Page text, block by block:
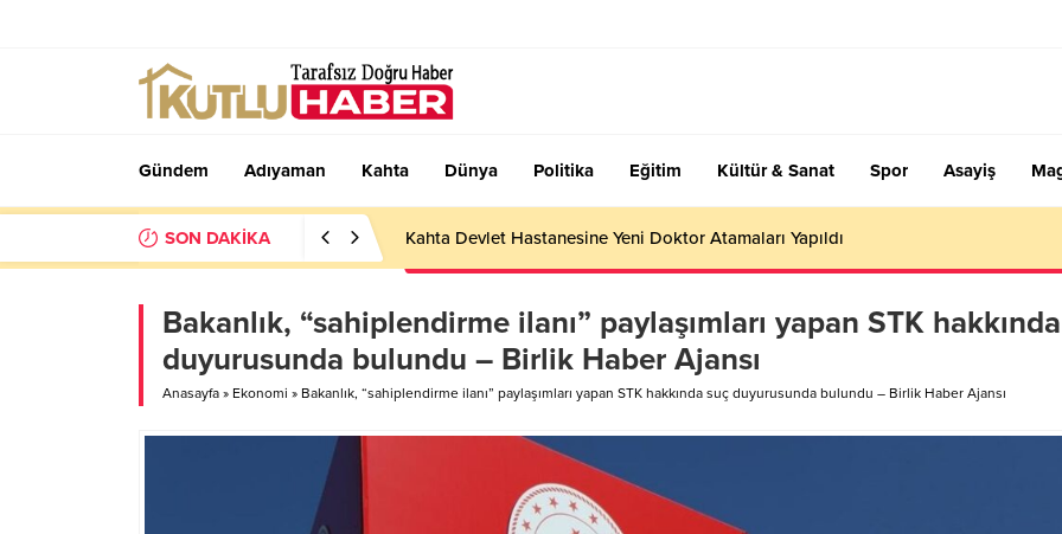
Gündem Adıyaman Kahta Dünya Politika Eğitim Kültür & Sanat Spor Asayiş
SON DAKİKA Kahta Devlet Hastanesine Yeni Doktor Atamaları Yapıldı
Bakanlık, “sahiplendirme ilanı” paylaşımları yapan STK
duyurusunda bulundu – Birlik Haber Ajansı
Anasayfa » Ekonomi » Bakanlık, “sahiplendirme ilanı” paylaşımları yapan STK hakkında suç duyurusunda bulundu – Birlik Haber Ajansı